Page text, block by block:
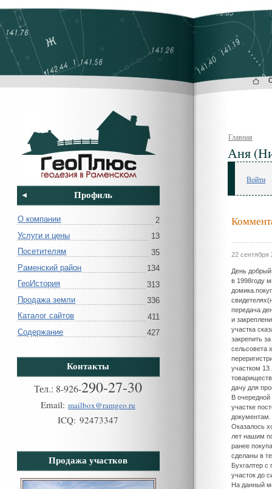
Профиль
О компании
2
Услуги и цены
13
Посетителям
35
Раменский район
134
ГеоИстория
313
Продажа земли
336
Каталог сайтов
411
Содержание
427
Контакты
Тел.: 8-926-290-27-30
Email: mailbox@ramgeo.ru
ICQ: 92473347
Продажа участков
Главная
Аня
Войти
22 сентября
День
в 1998году
передача
и
участка
закрепить
сельсовета
участком 13
дачу для
В
участке
документам.
Оказалось
лет нашим
ранее
сделаны в
Бухгалтер
участок до
На данный